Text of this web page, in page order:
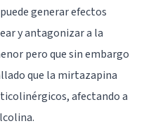
generar efectos
y antagonizar a la
pero que sin embargo
que la mirtazapina
afectando a